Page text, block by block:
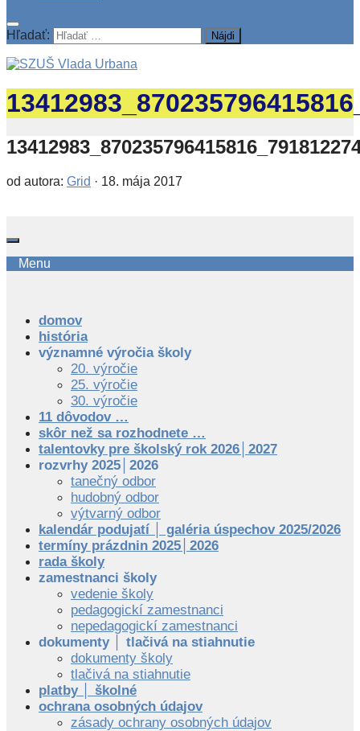
Hľadať:
od autora: Grid · 18. mája 2017
Menu
domov
história
významné výročia školy
20. výročie
25. výročie
30. výročie
11 dôvodov …
skôr než sa rozhodnete …
talentovky pre školský rok 2026│2027
rozvrhy 2025│2026
tanečný odbor
hudobný odbor
výtvarný odbor
kalendár podujatí │ galéria úspechov 2025/2026
termíny prázdnin 2025│2026
rada školy
zamestnanci školy
vedenie školy
pedagogickí zamestnanci
nepedagogickí zamestnanci
dokumenty │ tlačivá na stiahnutie
dokumenty školy
tlačivá na stiahnutie
platby │ školné
ochrana osobných údajov
zásady ochrany osobných údajov